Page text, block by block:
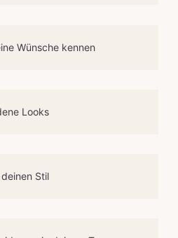
Wünsche kennen
Looks
Stil